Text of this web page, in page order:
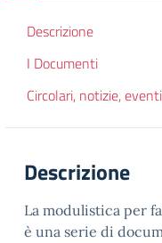
Descrizione
I Documenti
Circolari, notizie,
Descrizione
La modulistica per
è una serie di